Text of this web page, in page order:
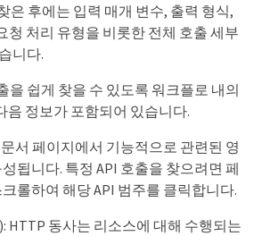
은 후에는 입력 매개 변수, 출력 형식,
청 처리 유형을 비롯한 전체 호출 세부
니다.
을 쉽게 찾을 수 있도록 워크플로 내의
음 정보가 포함되어 있습니다.
서 페이지에서 기능적으로 관련된 영
됩니다. 특정 API 호출을 찾으려면 페
롤하여 해당 API 범주를 클릭합니다.
HTTP 동사는 리소스에 대해 수행되는